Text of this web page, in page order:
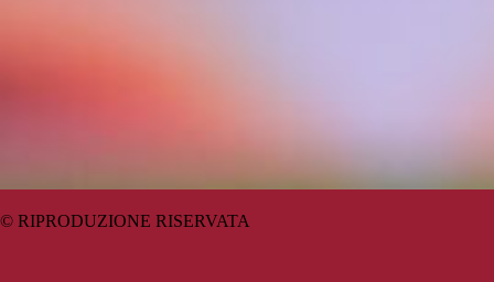
© RIPRODUZIONE RISERVATA